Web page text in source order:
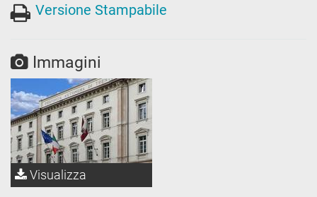
Versione Stampabile
Immagini
Visualizza